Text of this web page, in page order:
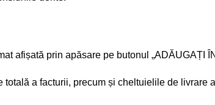
afișată prin apăsare pe butonul „ADĂUGAȚI
a facturii, precum și cheltuielile de livrare